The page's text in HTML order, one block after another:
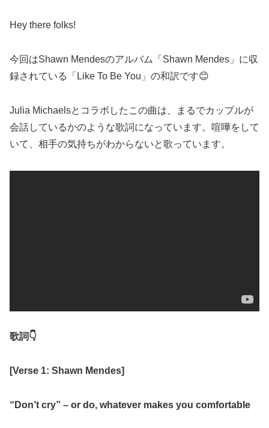
Hey there folks!
今回はShawn Mendesのアルバム「 Shawn Mendes 」に収
録されている「 Like To Be You 」の和訳です😊
Julia Michaelsとコラボしたこの曲は、まるでカップルが
会話しているかのような歌詞になっています。喧嘩をして
いて、相手の気持ちがわからないと歌っています。
歌詞👇
[Verse 1: Shawn Mendes]
“Don’t cry” – or do, whatever makes you comfortable